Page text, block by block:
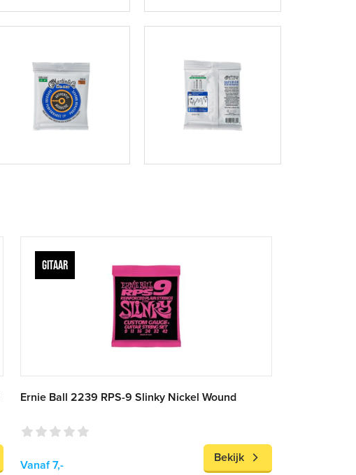
GITAAR
Ernie Ball 2239 RPS-9 Slinky Nickel Wound
Vanaf 7,-
Bekijk